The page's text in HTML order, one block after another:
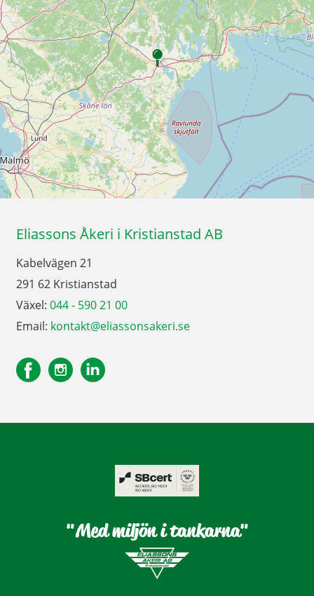
Eliassons Åkeri i Kristianstad AB
Kabelvägen 21
291 62 Kristianstad
Växel: 044 - 590 21 00
Email: kontakt@eliassonsakeri.se
"Med miljön i tankarna"